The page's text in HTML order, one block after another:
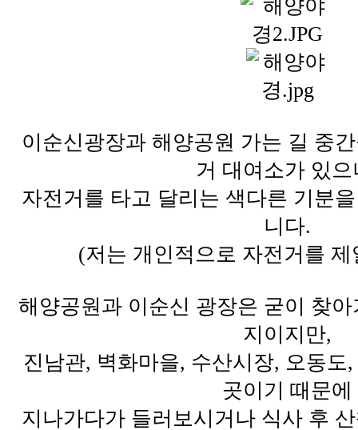
이순신광장과 해양공원 가는 길 중
거 대여소가 있으
자전거를 타고 달리는 색다른 기분
니다.
(저는 개인적으로 자전거를
해양공원과 이순신 광장은 굳이 찾
지이지만,
진남관, 벽화마을, 수산시장, 오동도
곳이기 때문에
지나가다가 들러보시거나 식사 후